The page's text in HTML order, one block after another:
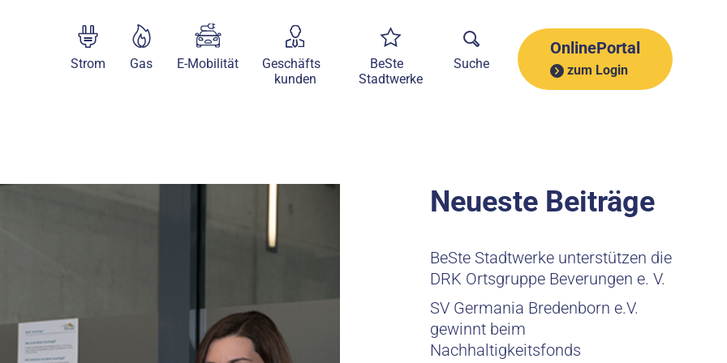
Strom Gas E-Mobilität
Geschäfts
kunden
BeSte
Stadtwerke
Suche
OnlinePortal
zum Login
Neueste Beiträge
BeSte Stadtwerke unterstützen die
DRK Ortsgruppe Beverungen e. V.
SV Germania Bredenborn e.V.
gewinnt beim
Nachhaltigkeitsfonds